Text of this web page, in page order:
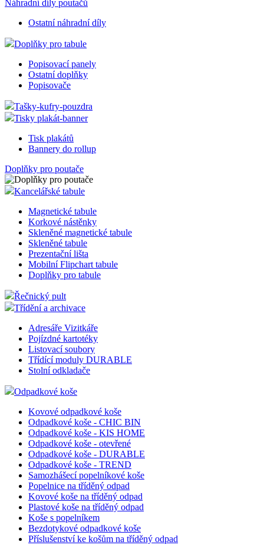
Náhradní díly poutačů
Ostatní náhradní díly
Doplňky pro tabule
Popisovací panely
Ostatní doplňky
Popisovače
Tašky-kufry-pouzdra
Tisky plakát-banner
Tisk plakátů
Bannery do rollup
Doplňky pro poutače
Kancelářské tabule
Magnetické tabule
Korkové nástěnky
Skleněné magnetické tabule
Skleněné tabule
Prezentační lišta
Mobilní Flipchart tabule
Doplňky pro tabule
Řečnický pult
Třídění a archivace
Adresáře Vizitkáře
Pojízdné kartotéky
Listovací soubory
Třídící moduly DURABLE
Stolní odkladače
Odpadkové koše
Kovové odpadkové koše
Odpadkové koše - CHIC BIN
Odpadkové koše - KIS HOME
Odpadkové koše - otevřené
Odpadkové koše - DURABLE
Odpadkové koše - TREND
Samozhášecí popelníkové koše
Popelnice na tříděný odpad
Kovové koše na tříděný odpad
Plastové koše na tříděný odpad
Koše s popelníkem
Bezdotykové odpadkové koše
Příslušenství ke košům na tříděný odpad